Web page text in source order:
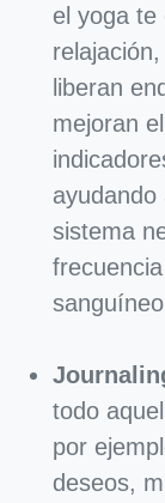
el yoga te
liberan
mejoran
ayudando
sistema
todo
por
deseos,